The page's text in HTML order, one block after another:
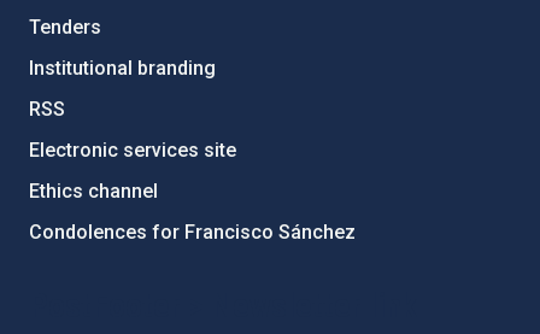
Tenders
Institutional branding
RSS
Electronic services site
Ethics channel
Condolences for Francisco Sánchez